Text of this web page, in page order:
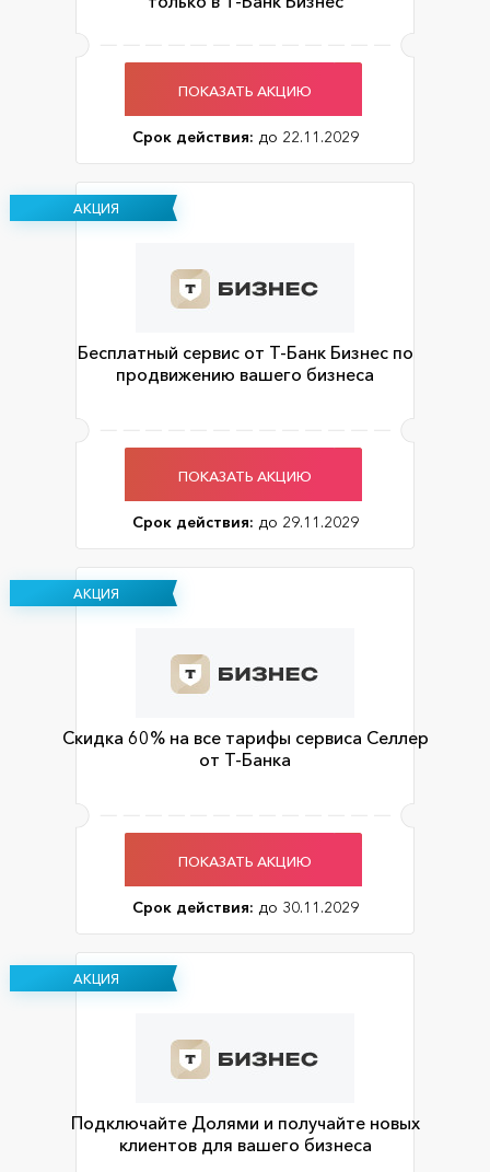
ПОКАЗАТЬ АКЦИЮ
Срок действия: до 22.11.2029
АКЦИЯ
Бесплатный сервис от Т-Банк Бизнес по
продвижению вашего бизнеса
ПОКАЗАТЬ АКЦИЮ
Срок действия: до 29.11.2029
АКЦИЯ
Скидка 60% на все тарифы сервиса Селлер
от Т-Банка
ПОКАЗАТЬ АКЦИЮ
Срок действия: до 30.11.2029
АКЦИЯ
Подключайте Долями и получайте новых
клиентов для вашего бизнеса